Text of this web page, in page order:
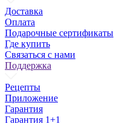
Доставка
Оплата
Подарочные сертификаты
Где купить
Связаться с нами
Поддержка
Рецепты
Приложение
Гарантия
Гарантия 1+1